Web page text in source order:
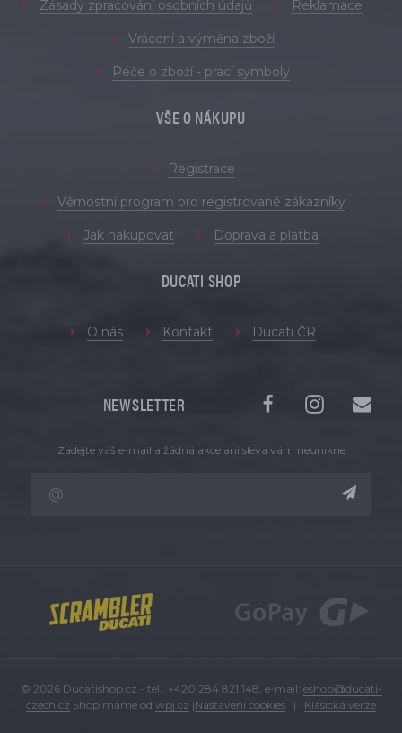
Zásady zpracování osobních údajů Reklamace
Vrácení a výměna zboží
Péče o zboží - prací symboly
VŠE O NÁKUPU
Registrace
Věrnostní program pro registrované zákazníky
Jak nakupovat Doprava a platba
DUCATI SHOP
O nás Kontakt Ducati ČR
NEWSLETTER
Zadejte váš e-mail a žádná akce ani sleva vám neunikne
© 2026 Ducatishop.cz - tel.: +420 284 821 148, e-mail: eshop@ducati-
czech.cz Shop máme od wpj.cz |Nastavení cookies | Klasická verze